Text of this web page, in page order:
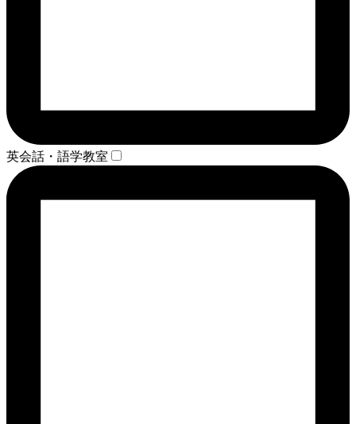
英会話・語学教室